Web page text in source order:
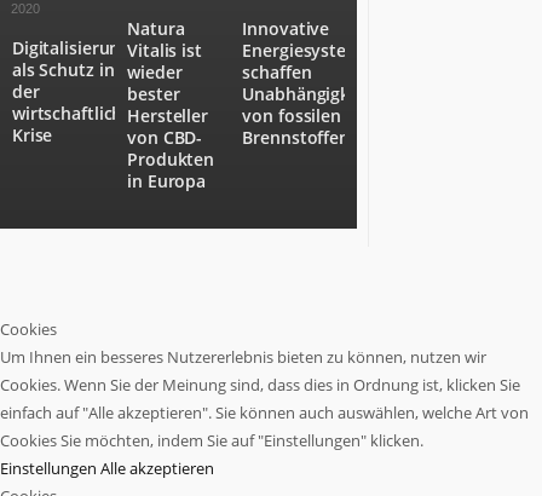
2020
Digitalisierung
als Schutz in
der
wirtschaftlichen
Krise
Natura
Vitalis ist
wieder
bester
Hersteller
von CBD-
Produkten
in Europa
Innovative
Energiesysteme
schaffen
Unabhängigkeit
von fossilen
Brennstoffen
Cookies
Um Ihnen ein besseres Nutzererlebnis bieten zu können, nutzen wir
Cookies. Wenn Sie der Meinung sind, dass dies in Ordnung ist, klicken Sie
einfach auf "Alle akzeptieren". Sie können auch auswählen, welche Art von
Cookies Sie möchten, indem Sie auf "Einstellungen" klicken.
Einstellungen Alle akzeptieren